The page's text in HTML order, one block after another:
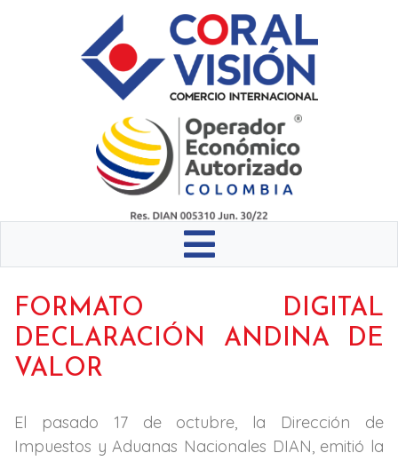
FORMATO DIGITAL
DECLARACIÓN ANDINA DE
VALOR
El pasado 17 de octubre, la Dirección de
Impuestos y Aduanas Nacionales DIAN, emitió la